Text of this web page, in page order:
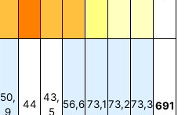
50,
9
44
43,
5
56,673,173,273,3691